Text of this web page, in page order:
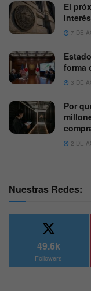
El
7 DE
forma
3 DE
Por
2 DE
Nuestras Redes:
49.6k
Followers